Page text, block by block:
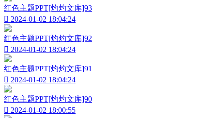
红色主题PPT[灼灼文库]93
 2024-01-02 18:04:24
红色主题PPT[灼灼文库]92
 2024-01-02 18:04:24
红色主题PPT[灼灼文库]91
 2024-01-02 18:04:24
红色主题PPT[灼灼文库]90
 2024-01-02 18:00:55